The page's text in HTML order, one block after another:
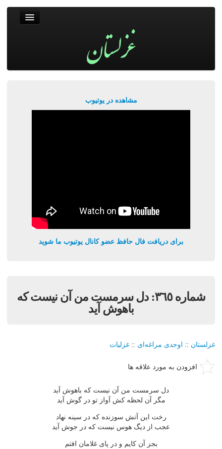
مشاهده در یوتیوب
برای دریافت فال حافظ عضو کانال یوتیوب ما شوید
شماره ٣٦٥: دل سرمست من آن نيست که
باهوش آيد
غزلستان :: اوحدی مراغه‌ای :: غزلیات
افزودن به مورد علاقه ها
دل سرمست من آن نيست که باهوش آيد
مگر آن لحظه کش آواز تو در گوش آيد
رخت اين آتش سوزنده که در سينه نهاد
عجب از ديگ هوس نيست که در جوش آيد
بجز آن کايم و در پاى غلامان افتم